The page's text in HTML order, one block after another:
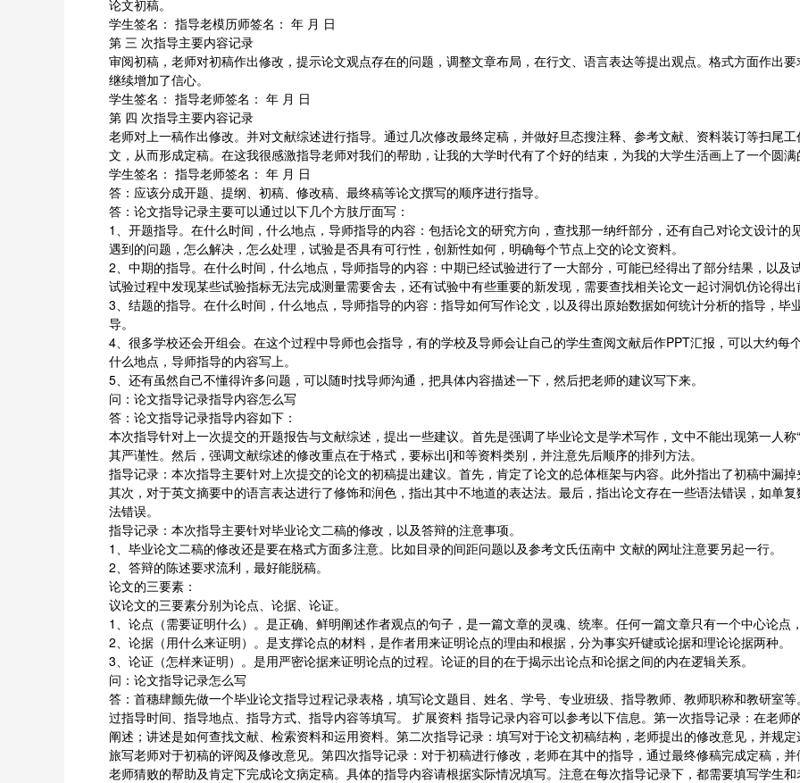
论文初稿。
学生签名： 指导老模历师签名： 年 月 日
第 三 次指导主要内容记录
审阅初稿，老师对初稿作出修改，提示论文观点存在的问题，调整文章布局，在行文、语言表达等提出观点。格式方面作出
继续增加了信心。
学生签名： 指导老师签名： 年 月 日
第 四 次指导主要内容记录
老师对上一稿作出修改。并对文献综述进行指导。通过几次修改最终定稿，并做好旦态搜注释、参考文献、资料装订等扫尾
文，从而形成定稿。在这我很感激指导老师对我们的帮助，让我的大学时代有了个好的结束，为我的大学生活画上了一个圆
学生签名： 指导老师签名： 年 月 日
答：应该分成开题、提纲、初稿、修改稿、最终稿等论文撰写的顺序进行指导。
答：论文指导记录主要可以通过以下几个方肢厅面写：
1、开题指导。在什么时间，什么地点，导师指导的内容：包括论文的研究方向，查找那一纳纤部分，还有自己对论文设计
遇到的问题，怎么解决，怎么处理，试验是否具有可行性，创新性如何，明确每个节点上交的论文资料。
2、中期的指导。在什么时间，什么地点，导师指导的内容：中期已经试验进行了一大部分，可能已经得出了部分结果，以
试验过程中发现某些试验指标无法完成测量需要舍去，还有试验中有些重要的新发现，需要查找相关论文一起讨洞饥仿论得
3、结题的指导。在什么时间，什么地点，导师指导的内容：指导如何写作论文，以及得出原始数据如何统计分析的指导，
导。
4、很多学校还会开组会。在这个过程中导师也会指导，有的学校及导师会让自己的学生查阅文献后作PPT汇报，可以大约
什么地点，导师指导的内容写上。
5、还有虽然自己不懂得许多问题，可以随时找导师沟通，把具体内容描述一下，然后把老师的建议写下来。
问：论文指导记录指导内容怎么写
答：论文指导记录指导内容如下：
本次指导针对上一次提交的开题报告与文献综述，提出一些建议。首先是强调了毕业论文是学术写作，文中不能出现第一人
其严谨性。然后，强调文献综述的修改重点在于格式，要标出i]和等资料类别，并注意先后顺序的排列方法。
指导记录：本次指导主要针对上次提交的论文的初稿提出建议。首先，肯定了论文的总体框架与内容。此外指出了初稿中漏
其次，对于英文摘要中的语言表达进行了修饰和润色，指出其中不地道的表达法。最后，指出论文存在一些语法错误，如单
法错误。
指导记录：本次指导主要针对毕业论文二稿的修改，以及答辩的注意事项。
1、毕业论文二稿的修改还是要在格式方面多注意。比如目录的间距问题以及参考文氏伍南中 文献的网址注意要另起一行。
2、答辩的陈述要求流利，最好能脱稿。
论文的三要素：
议论文的三要素分别为论点、论据、论证。
1、论点（需要证明什么）。是正确、鲜明阐述作者观点的句子，是一篇文章的灵魂、统率。任何一篇文章只有一个中心论点
2、论据（用什么来证明）。是支撑论点的材料，是作者用来证明论点的理由和根据，分为事实歼键或论据和理论论据两种。
3、论证（怎样来证明）。是用严密论据来证明论点的过程。论证的目的在于揭示出论点和论据之间的内在逻辑关系。
问：论文指导记录怎么写
答：首穗肆颤先做一个毕业论文指导过程记录表格，填写论文题目、姓名、学号、专业班级、指导教师、教师职称和教研室
过指导时间、指导地点、指导方式、指导内容等填写。 扩展资料 指导记录内容可以参考以下信息。第一次指导记录：在老
阐述；讲述是如何查找文献、检索资料和运用资料。第二次指导记录：填写对于论文初稿结构，老师提出的修改意见，并规
旅写老师对于初稿的评阅及修改意见。第四次指导记录：对于初稿进行修改，老师在其中的指导，通过最终修稿完成定稿，
老师猜败的帮助及肯定下完成论文病定稿。具体的指导内容请根据实际情况填写。注意在每次指导记录下，都需要填写学生